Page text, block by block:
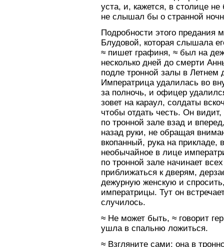
уста, и, кажется, в столице
не слышал бы о странной
Подробности этого
Блудовой, которая слышала
≈ пишет графиня, ≈ был на
несколько дней до смерти
подле тронной залы в Летнем
Императрица удалилась во
за полночь, и офицер
зовет на караул, солдаты
чтобы отдать честь. Он
по тронной зале взад и
назад руки, не обращая
вкопанный, рука на прикладе,
необычайное в лице
по тронной зале начинает
приближаться к дверям,
дежурную женскую и
императрицы. Тут он
случилось.
≈ Не может быть, ≈ говорит
ушла в спальню ложиться.
≈ Взгляните сами: она в